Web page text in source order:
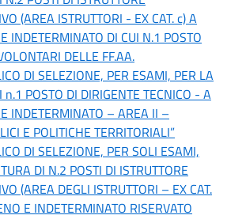
(AREA ISTRUTTORI - EX CAT. c) A
INDETERMINATO DI CUI N.1 POSTO
DELLE FF.AA.
DI SELEZIONE, PER ESAMI, PER LA
n.1 POSTO DI DIRIGENTE TECNICO - A
INDETERMINATO – AREA II –
E POLITICHE TERRITORIALI”
DI SELEZIONE, PER SOLI ESAMI,
DI N.2 POSTI DI ISTRUTTORE
(AREA DEGLI ISTRUTTORI – EX CAT.
E INDETERMINATO RISERVATO